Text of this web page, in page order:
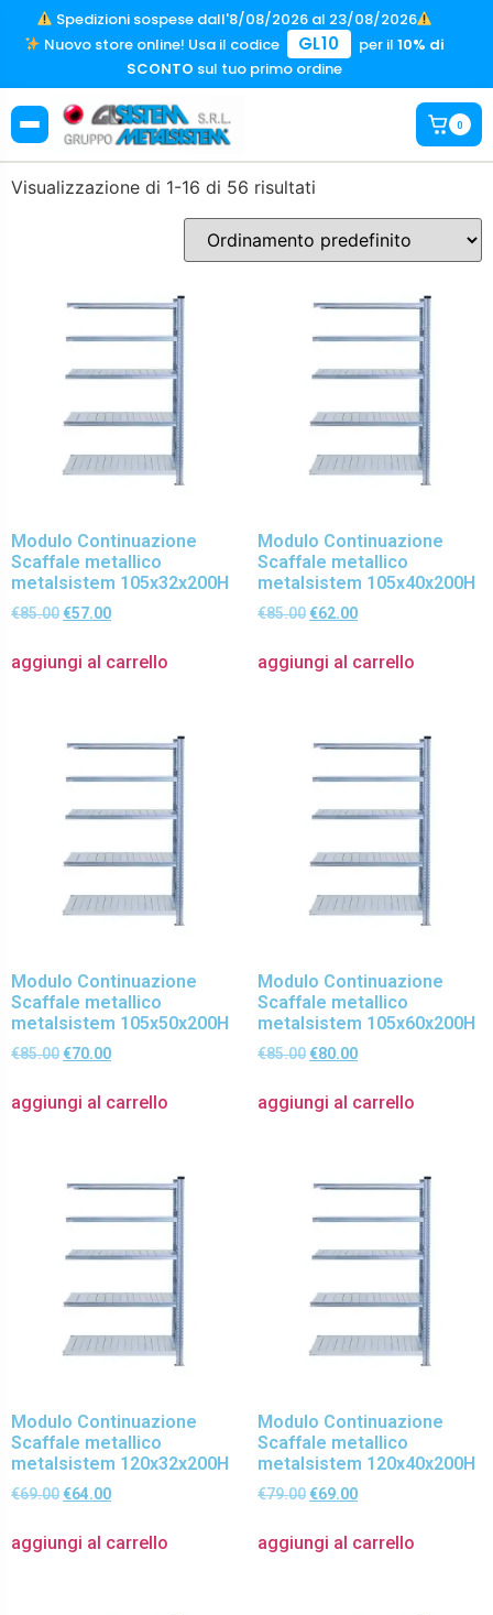
Spedizioni sospese dall'8/08/2026 al 23/08/2026
Nuovo store online! Usa il codice
GL10 per il10% di
SCONTO sul tuo primo ordine
0
Visualizzazione di 1-16 di 56 risultati
Modulo Continuazione
Scaffale metallico
metalsistem 105x32x200H
€85.00 €57.00
aggiungi al carrello
Modulo Continuazione
Scaffale metallico
metalsistem 105x40x200H
€85.00 €62.00
aggiungi al carrello
Modulo Continuazione
Scaffale metallico
metalsistem 105x50x200H
€85.00 €70.00
aggiungi al carrello
Modulo Continuazione
Scaffale metallico
metalsistem 105x60x200H
€85.00 €80.00
aggiungi al carrello
Modulo Continuazione
Scaffale metallico
metalsistem 120x32x200H
€69.00 €64.00
aggiungi al carrello
Modulo Continuazione
Scaffale metallico
metalsistem 120x40x200H
€79.00 €69.00
aggiungi al carrello